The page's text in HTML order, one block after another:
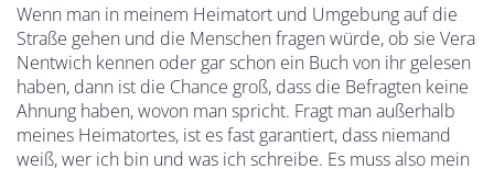
Wenn man in meinem Heimatort und Umgebung auf die
Straße gehen und die Menschen fragen würde, ob sie Vera
Nentwich kennen oder gar schon ein Buch von ihr gelesen
haben, dann ist die Chance groß, dass die Befragten keine
Ahnung haben, wovon man spricht. Fragt man außerhalb
meines Heimatortes, ist es fast garantiert, dass niemand
weiß, wer ich bin und was ich schreibe. Es muss also mein